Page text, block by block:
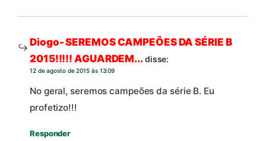
Diogo- SEREMOS CAMPEÕES DA SÉRIE B
2015!!!!! AGUARDEM...disse:
12 de agosto de 2015 às 13:09
No geral, seremos campeões da série B. Eu
profetizo!!!
Responder